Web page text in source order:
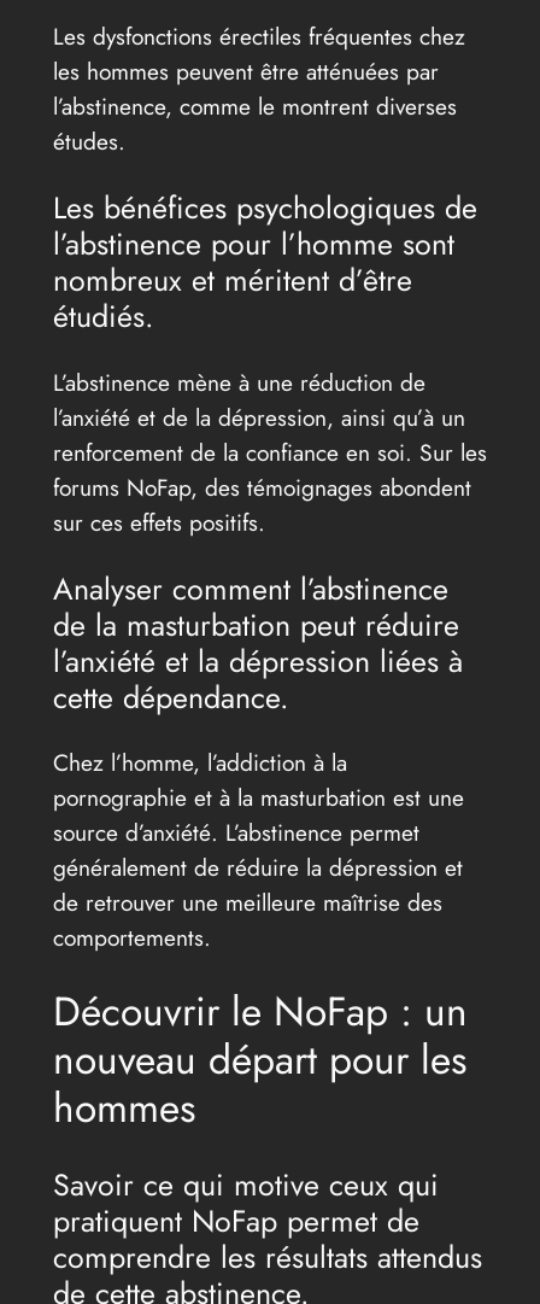
Les dysfonctions érectiles fréquentes chez
les hommes peuvent être atténuées par
l’abstinence, comme le montrent diverses
études.
Les bénéfices psychologiques de
l’abstinence pour l’homme sont
nombreux et méritent d’être
étudiés.
L’abstinence mène à une réduction de
l’anxiété et de la dépression, ainsi qu’à un
renforcement de la confiance en soi. Sur les
forums NoFap, des témoignages abondent
sur ces effets positifs.
Analyser comment l’abstinence
de la masturbation peut réduire
l’anxiété et la dépression liées à
cette dépendance.
Chez l’homme, l’addiction à la
pornographie et à la masturbation est une
source d’anxiété. L’abstinence permet
généralement de réduire la dépression et
de retrouver une meilleure maîtrise des
comportements.
Découvrir le NoFap : un
nouveau départ pour les
hommes
Savoir ce qui motive ceux qui
pratiquent NoFap permet de
comprendre les résultats attendus
de cette abstinence.